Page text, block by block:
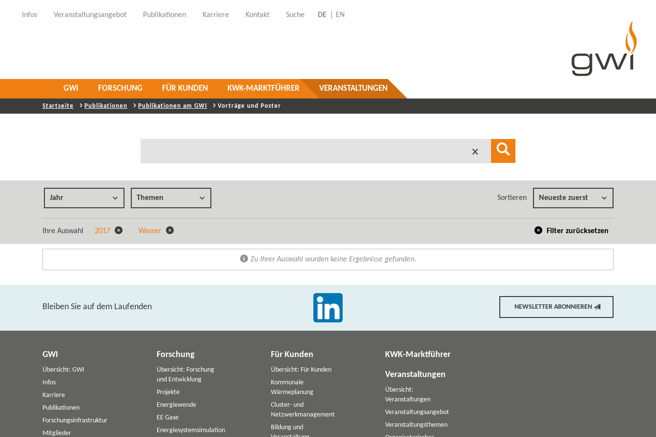
Infos Veranstaltungsangebot Publikationen Karriere Kontakt Suche DE EN
GWI FORSCHUNG FÜR KUNDEN KWK-MARKTFÜHRER VERANSTALTUNGEN
Startseite Publikationen Publikationen am GWI Vorträge und Poster
Jahr Themen Sortieren Neueste zuerst
Ihre Auswahl 2017 Wasser Filter zurücksetzen
Zu Ihrer Auswahl wurden keine Ergebnisse gefunden.
Bleiben Sie auf dem Laufenden NEWSLETTER ABONNIEREN
GWI
Übersicht: GWI
Infos
Karriere
Publikationen
Forschungsinfrastruktur
Mitglieder
Forschung
Übersicht: Forschung
und Entwicklung
Projekte
Energiewende
EE Gase
Energiesystemsimulation
Für Kunden
Übersicht: Für Kunden
Kommunale
Wärmeplanung
Cluster- und
Netzwerkmanagement
Bildung und
KWK-Marktführer
Veranstaltungen
Übersicht:
Veranstaltungen
Veranstaltungsangebot
Veranstaltungsthemen